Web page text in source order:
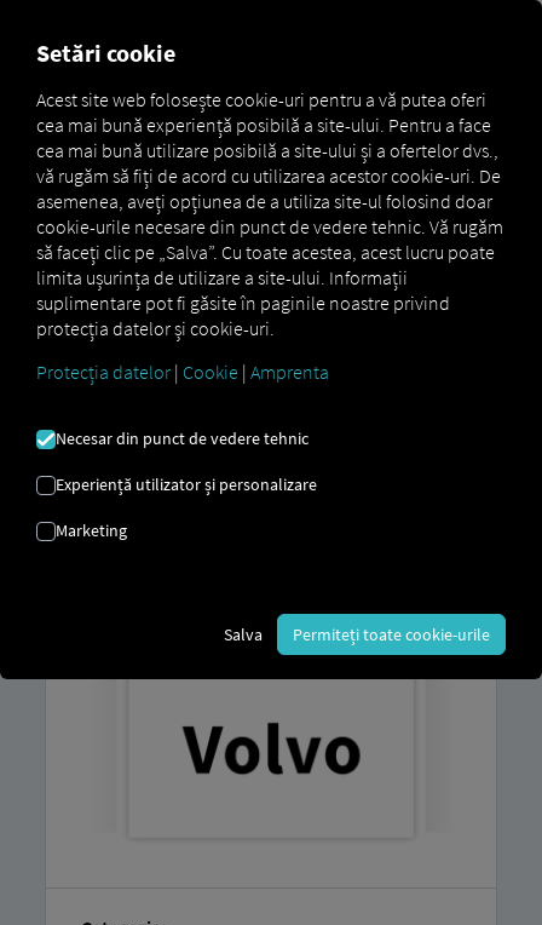
Marketplace Connectors Volvo Connect
VOLVO CONECTEAZĂ-TE
Integrarea unui furnizor extern
dumneavoastră? Conectați-le direct la
harta RIO. Tot ce aveți nevoie este un cont
Puteți găsi o explicație despre cum să
Setări cookie
Acest site web folosește cookie-uri pentru a vă putea oferi
cea mai bună experiență posibilă a site-ului. Pentru a face
cea mai bună utilizare posibilă a site-ului și a ofertelor dvs.,
vă rugăm să fiți de acord cu utilizarea acestor cookie-uri. De
asemenea, aveți opțiunea de a utiliza site-ul folosind doar
cookie-urile necesare din punct de vedere tehnic. Vă rugăm
să faceți clic pe „Salva”. Cu toate acestea, acest lucru poate
limita ușurința de utilizare a site-ului. Informații
suplimentare pot fi găsite în paginile noastre privind
protecția datelor și cookie-uri.
Protecția datelor | Cookie | Amprenta
Necesar din punct de vedere tehnic
Experiență utilizator și personalizare
Marketing
Salva Permiteți toate cookie-urile